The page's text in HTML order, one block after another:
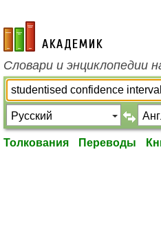
academic.ru
Словари и энциклопедии
Толкования Переводы